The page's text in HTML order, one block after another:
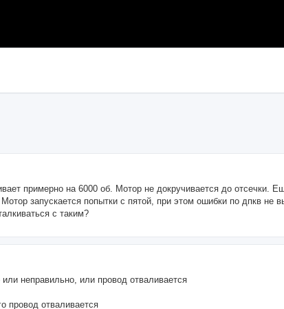
примерно на 6000 об. Мотор не докручивается до отсечки.
запускается попытки с пятой, при этом ошибки по дпкв не
с таким?
неправильно, или провод отваливается
провод отваливается